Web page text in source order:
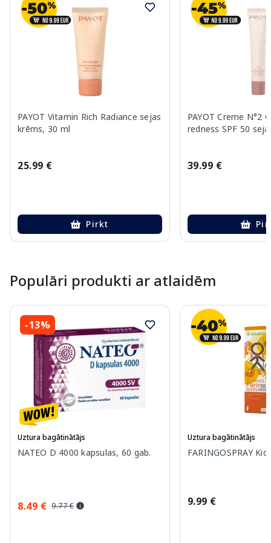
PAYOT Vitamin Rich Radiance sejas
krēms, 30 ml
25.99 €
Pirkt
PAYOT Creme N°2
redness SPF 50
39.99 €
Populāri produkti ar atlaidēm
-13%
Uztura bagātinātājs
NATEO D 4000 kapsulas, 60 gab.
8.49 € 9.77 €
Uztura bagātinātājs
FARINGOSPRAY
9.99 €